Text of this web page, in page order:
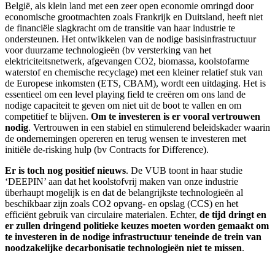
België, als klein land met een zeer open economie omringd door
economische grootmachten zoals Frankrijk en Duitsland, heeft niet
de financiële slagkracht om de transitie van haar industrie te
ondersteunen. Het ontwikkelen van de nodige basisinfrastructuur
voor duurzame technologieën (bv versterking van het
elektriciteitsnetwerk, afgevangen CO2, biomassa, koolstofarme
waterstof en chemische recyclage) met een kleiner relatief stuk van
de Europese inkomsten (ETS, CBAM), wordt een uitdaging. Het is
essentieel om een level playing field te creëren om ons land de
nodige capaciteit te geven om niet uit de boot te vallen en om
competitief te blijven. Om te investeren is er vooral vertrouwen
nodig. Vertrouwen in een stabiel en stimulerend beleidskader waarin
de ondernemingen opereren en terug wensen te investeren met
initiële de-risking hulp (bv Contracts for Difference).
Er is toch nog positief nieuws. De VUB toont in haar studie
‘DEEPIN’ aan dat het koolstofvrij maken van onze industrie
überhaupt mogelijk is en dat de belangrijkste technologieën al
beschikbaar zijn zoals CO2 opvang- en opslag (CCS) en het
efficiënt gebruik van circulaire materialen. Echter, de tijd dringt en
er zullen dringend politieke keuzes moeten worden gemaakt om
te investeren in de nodige infrastructuur teneinde de trein van
noodzakelijke decarbonisatie technologieën niet te missen.